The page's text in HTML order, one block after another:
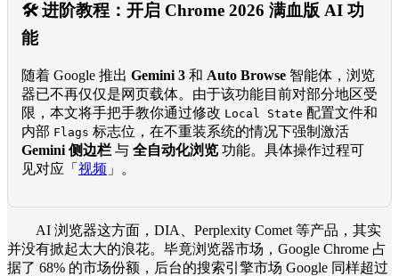
🛠️ 进阶教程：开启 Chrome 2026 满血版 AI 功
能
随着 Google 推出 Gemini 3 和 Auto Browse 智能体，浏览
器已不再仅仅是网页载体。由于该功能目前对部分地区受
限，本文将手把手教你通过修改 Local State 配置文件和
内部 Flags 标志位，在不重装系统的情况下强制激活
Gemini 侧边栏 与 全自动化浏览 功能。具体操作过程可
见对应「 视频 」。
AI 浏览器这方面，DIA、Perplexity Comet 等产品，其实
并没有掀起太大的浪花。毕竟浏览器市场，Google Chrome 占
据了 68% 的市场份额，后台的搜索引擎市场 Google 同样超过